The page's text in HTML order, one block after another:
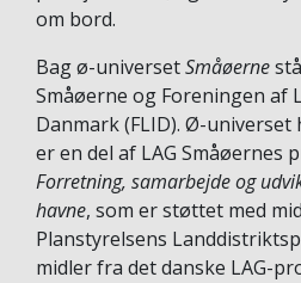
om bord.
Bag ø-universetSmåøerne
Småøerne og Foreningen af
Danmark (FLID). Ø-universet
er en del af LAG Småøernes
Forretning, samarbejde og
havne, som er støttet med
Planstyrelsens
midler fra det danske LAG-